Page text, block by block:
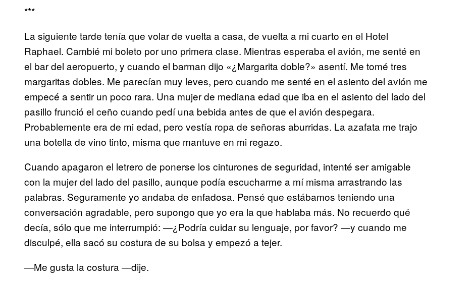
***
La siguiente tarde tenía que volar de vuelta a casa, de vuelta a mi cuarto en el Hotel
Raphael. Cambié mi boleto por uno primera clase. Mientras esperaba el avión, me senté en
el bar del aeropuerto, y cuando el barman dijo «¿Margarita doble?» asentí. Me tomé tres
margaritas dobles. Me parecían muy leves, pero cuando me senté en el asiento del avión me
empecé a sentir un poco rara. Una mujer de mediana edad que iba en el asiento del lado del
pasillo frunció el ceño cuando pedí una bebida antes de que el avión despegara.
Probablemente era de mi edad, pero vestía ropa de señoras aburridas. La azafata me trajo
una botella de vino tinto, misma que mantuve en mi regazo.
Cuando apagaron el letrero de ponerse los cinturones de seguridad, intenté ser amigable
con la mujer del lado del pasillo, aunque podía escucharme a mí misma arrastrando las
palabras. Seguramente yo andaba de enfadosa. Pensé que estábamos teniendo una
conversación agradable, pero supongo que yo era la que hablaba más. No recuerdo qué
decía, sólo que me interrumpió: —¿Podría cuidar su lenguaje, por favor? —y cuando me
disculpé, ella sacó su costura de su bolsa y empezó a tejer.
—Me gusta la costura —dije.